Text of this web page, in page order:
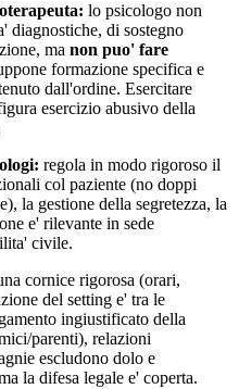
lo psicologo non
diagnostiche, di sostegno
ma non puo' fare
formazione specifica e
dall'ordine. Esercitare
esercizio abusivo della
regola in modo rigoroso il
col paziente (no doppi
la gestione della segretezza, la
e' rilevante in sede
civile.
cornice rigorosa (orari,
del setting e' tra le
ingiustificato della
parenti), relazioni
escludono dolo e
la difesa legale e' coperta.